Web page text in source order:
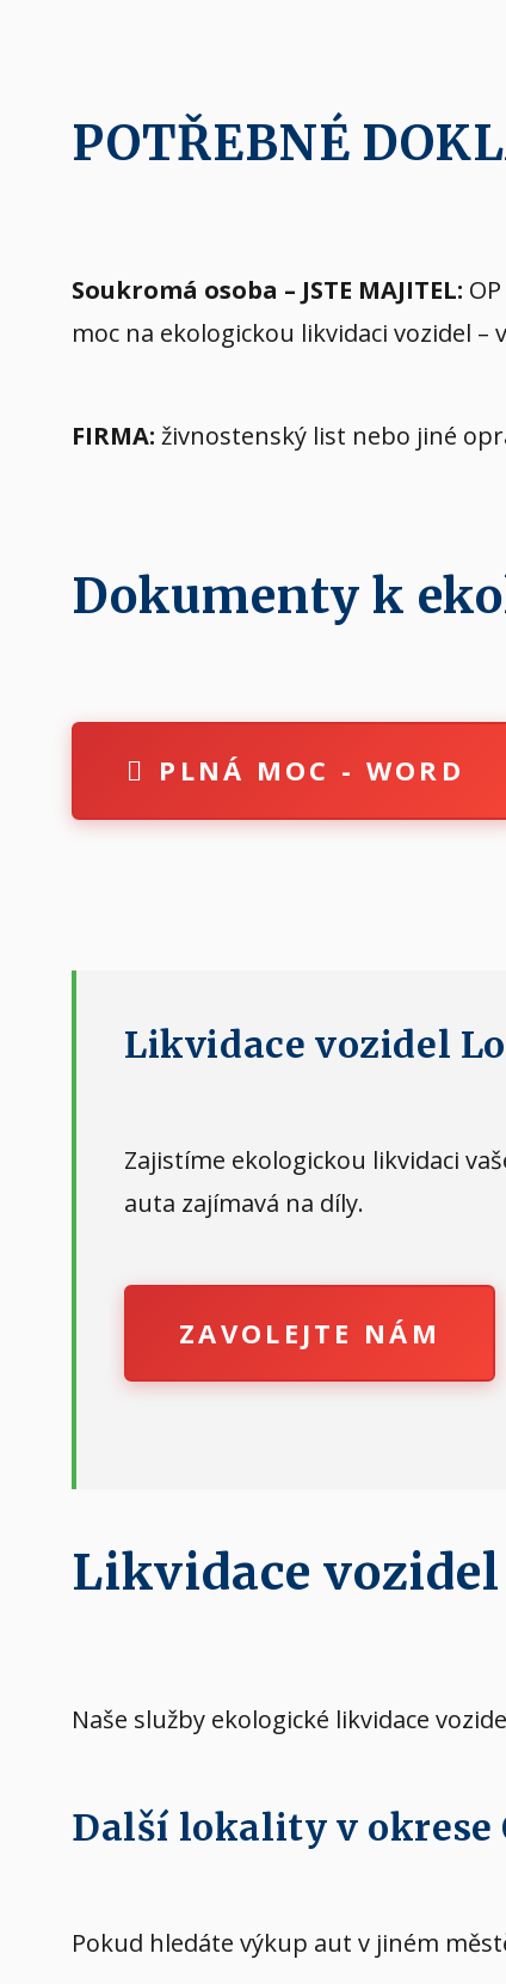
POTŘEBNÉ
Soukromá osoba – JSTE MAJITEL:
moc na ekologickou likvidaci vozidel
FIRMA: živnostenský list nebo jiné
Dokumenty k
PLNÁ MOC - WORD
Likvidace vozidel
Zajistíme ekologickou likvidaci
auta zajímavá na díly.
ZAVOLEJTE NÁM
Likvidace
Naše služby ekologické likvidace
Další lokality v okrese
Pokud hledáte výkup aut v jiném